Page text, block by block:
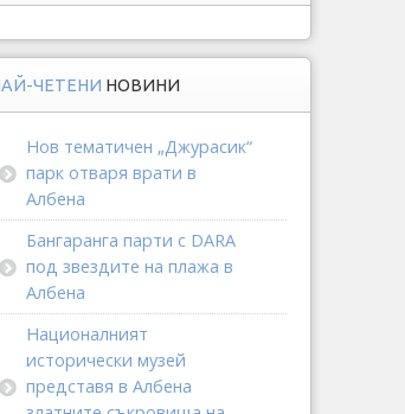
ЧЕТЕНИ НОВИНИ
Нов тематичен „Джурасик“
парк отваря врати в
Албена
Бангаранга парти с DARA
под звездите на плажа в
Албена
Националният
исторически музей
представя в Албена